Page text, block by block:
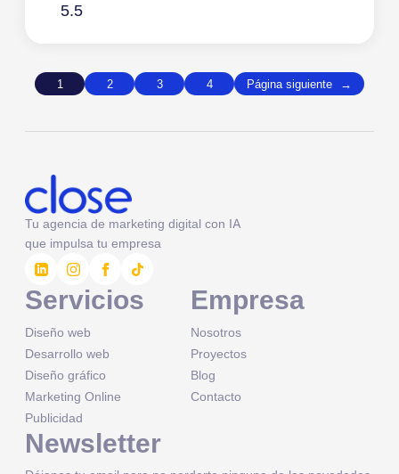
5.5
1 2 3 4 Página siguiente →
Tu agencia de marketing digital con IA
que impulsa tu empresa
Servicios
Diseño web
Desarrollo web
Diseño gráfico
Marketing Online
Publicidad
Empresa
Nosotros
Proyectos
Blog
Contacto
Newsletter